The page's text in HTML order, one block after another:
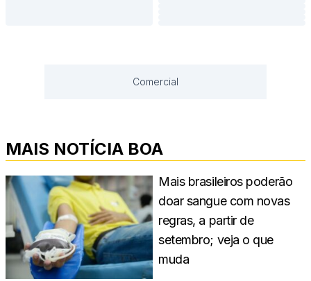
Comercial
MAIS NOTÍCIA BOA
Mais brasileiros poderão
doar sangue com novas
regras, a partir de
setembro; veja o que
muda